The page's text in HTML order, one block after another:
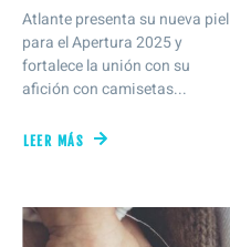
Atlante presenta su nueva piel
para el Apertura 2025 y
fortalece la unión con su
afición con camisetas...
LEER MÁS